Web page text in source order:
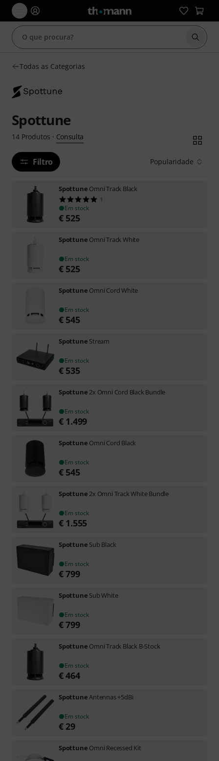
Iniciar
Todas as Categorias
Spottune
14 Produtos · Consulta
Filtro Popularidade
Spottune Omni Track Black
1
Em stock
€ 525
Spottune Omni Track White
Em stock
€ 525
Spottune Omni Cord White
Em stock
€ 545
Spottune Stream
Em stock
€ 535
Spottune 2x Omni Cord Black Bundle
Em stock
€ 1.499
Spottune Omni Cord Black
Em stock
€ 545
Spottune 2x Omni Track White Bundle
Em stock
€ 1.555
Spottune Sub Black
Em stock
€799
Spottune Sub White
Em stock
€799
Spottune Omni Track Black B-Stock
Em stock
€464
SpottuneAntennas +5dBi
Em stock
€ 29
Spottune Omni Recessed Kit